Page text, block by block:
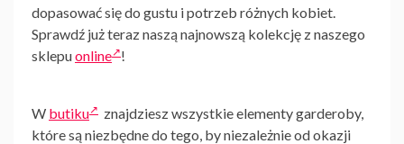
dopasować się do gustu i potrzeb różnych kobiet.
Sprawdź już teraz naszą najnowszą kolekcję z naszego
sklepuonline !
W butiku
znajdziesz wszystkie elementy garderoby,
które są niezbędne do tego, by niezależnie od okazji